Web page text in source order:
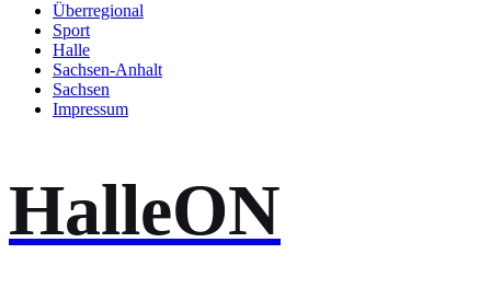
Überregional
Sport
Halle
Sachsen-Anhalt
Sachsen
Impressum
HalleON